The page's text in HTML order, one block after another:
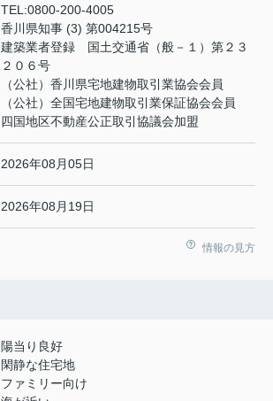
TEL:0800-200-4005
香川県知事 (3) 第004215号
建築業者登録 国土交通省（般－１）第２３
２０６号
（公社）香川県宅地建物取引業協会会員
（公社）全国宅地建物取引業保証協会会員
四国地区不動産公正取引協議会加盟
2026年08月05日
2026年08月19日
情報の見方
陽当り良好
閑静な住宅地
ファミリー向け